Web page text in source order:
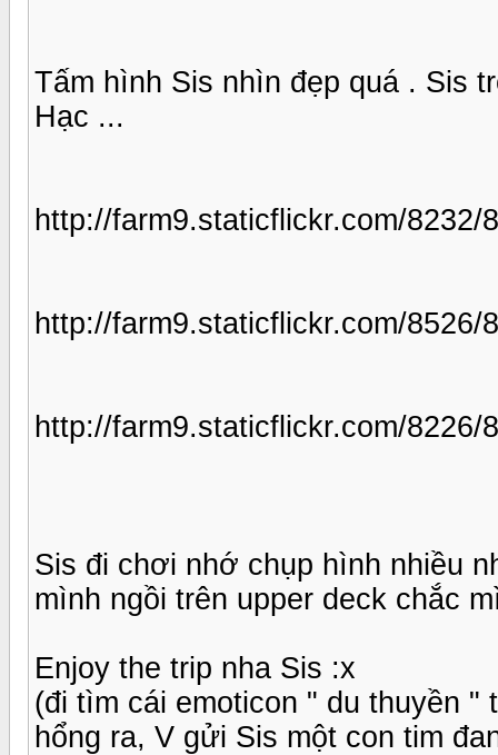
Tấm hình Sis nhìn đẹp quá . Sis
Hạc ...
http://farm9.staticflickr.com/
http://farm9.staticflickr.com/8526/
http://farm9.staticflickr.com/
Sis đi chơi nhớ chụp hình nhiều
mình ngồi trên upper deck chắc
Enjoy the trip nha Sis :x
(đi tìm cái emoticon " du thuyền
hổng ra, V gửi Sis một con tim